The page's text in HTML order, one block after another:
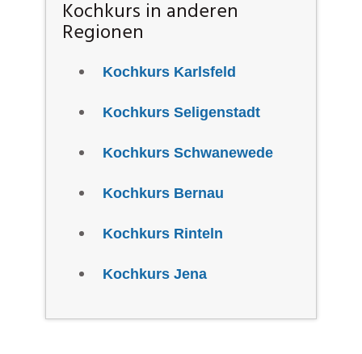
Kochkurs in anderen
Regionen
Kochkurs Karlsfeld
Kochkurs Seligenstadt
Kochkurs Schwanewede
Kochkurs Bernau
Kochkurs Rinteln
Kochkurs Jena